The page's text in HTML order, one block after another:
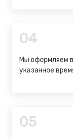
04
Мы оформляем
указанное
05